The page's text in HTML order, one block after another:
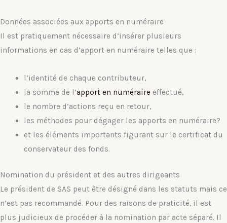
Données associées aux apports en numéraire
Il est pratiquement nécessaire d’insérer plusieurs
informations en cas d’apport en numéraire telles que :
l’identité de chaque contributeur,
la somme de l’apport en numéraireeffectué,
le nombre d’actions reçu en retour,
les méthodes pour dégager les apports en numéraire?
et les éléments importants figurant sur le certificat du
conservateur des fonds.
Nomination du président et des autres dirigeants
Le président de SAS peut être désigné dans les statuts mais ce
n’est pas recommandé. Pour des raisons de praticité, il est
plus judicieux de procéder à la nomination par acte séparé. Il